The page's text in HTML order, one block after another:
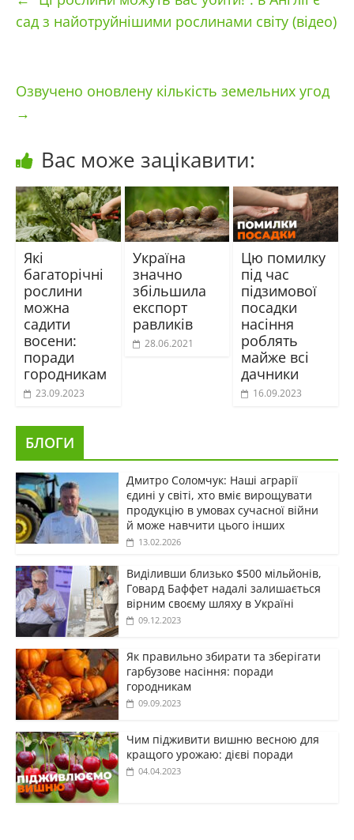
сад з найотруйнішими рослинами світу (відео)
Озвучено оновлену кількість земельних угод
→
Вас може зацікавити:
Які
багаторічні
рослини
можна
садити
восени:
поради
городникам
23.09.2023
Україна
значно
збільшила
експорт
равликів
28.06.2021
Цю помилку
під час
підзимової
посадки
насіння
роблять
майже всі
дачники
16.09.2023
БЛОГИ
Дмитро Соломчук: Наші аграрії
єдині у світі, хто вміє вирощувати
продукцію в умовах сучасної війни
й може навчити цього інших
13.02.2026
Виділивши близько $500 мільйонів,
Говард Баффет надалі залишається
вірним своєму шляху в Україні
09.12.2023
Як правильно збирати та зберігати
гарбузове насіння: поради
городникам
09.09.2023
Чим підживити вишню весною для
кращого урожаю: дієві поради
04.04.2023